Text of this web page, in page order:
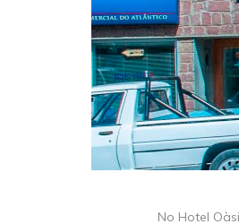
No Hotel